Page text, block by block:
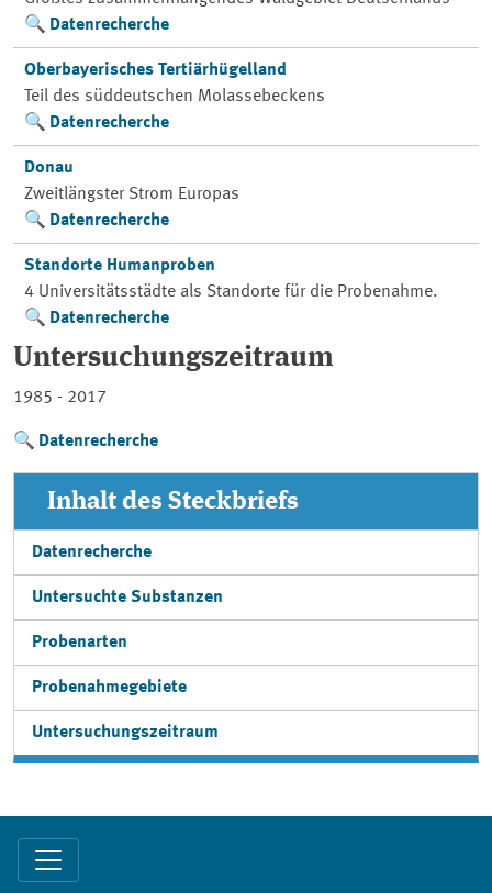
Datenrecherche
Oberbayerisches Tertiärhügelland
Teil des süddeutschen Molassebeckens
Datenrecherche
Donau
Zweitlängster Strom Europas
Datenrecherche
Standorte Humanproben
4 Universitätsstädte als Standorte für die Probenahme.
Datenrecherche
Untersuchungszeitraum
1985 - 2017
Datenrecherche
Inhalt des Steckbriefs
Datenrecherche
Untersuchte Substanzen
Probenarten
Probenahmegebiete
Untersuchungszeitraum